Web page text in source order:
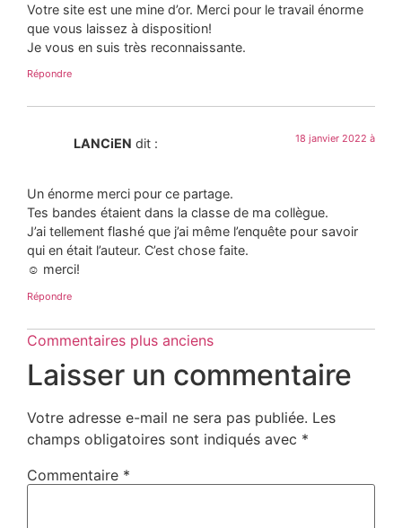
Votre site est une mine d’or. Merci pour le travail énorme
que vous laissez à disposition!
Je vous en suis très reconnaissante.
Répondre
LANCiEN dit : 18 janvier 2022 à
Un énorme merci pour ce partage.
Tes bandes étaient dans la classe de ma collègue.
J’ai tellement flashé que j’ai même l’enquête pour savoir
qui en était l’auteur. C’est chose faite.
☺️ merci!
Répondre
Commentaires plus anciens
Laisser un commentaire
Votre adresse e-mail ne sera pas publiée. Les
champs obligatoires sont indiqués avec *
Commentaire *